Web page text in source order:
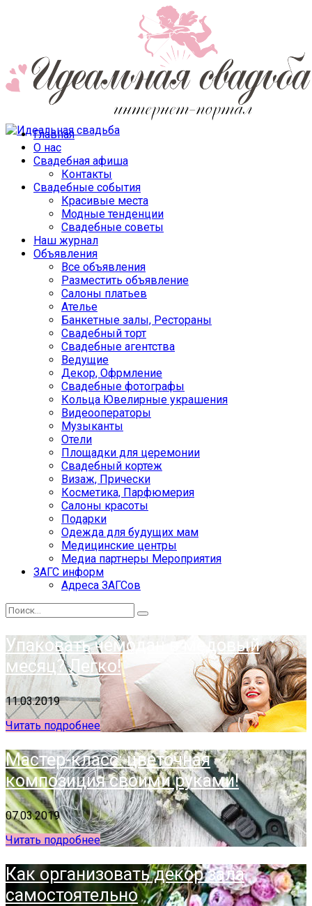
Главная
О нас
Свадебная афиша
Контакты
Свадебные события
Красивые места
Модные тенденции
Свадебные советы
Наш журнал
Объявления
Все объявления
Разместить объявление
Салоны платьев
Ателье
Банкетные залы, Рестораны
Свадебный торт
Свадебные агентства
Ведущие
Декор, Офрмление
Свадебные фотографы
Кольца Ювелирные украшения
Видеооператоры
Музыканты
Отели
Площадки для церемонии
Свадебный кортеж
Визаж, Прически
Косметика, Парфюмерия
Салоны красоты
Подарки
Одежда для будущих мам
Медицинские центры
Медиа партнеры Мероприятия
ЗАГС информ
Адреса ЗАГСов
Упаковать чемодан в медовый
месяц? Легко!
11.03.2019
Читать подробнее
Мастер-класс: цветочная
композиция своими руками!
07.03.2019
Читать подробнее
Как организовать декор зала
самостоятельно